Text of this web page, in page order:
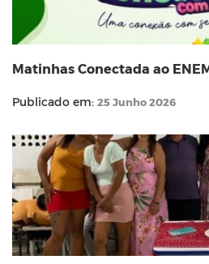
Matinhas Conectada ao
Publicado em: 25 Junho 2026